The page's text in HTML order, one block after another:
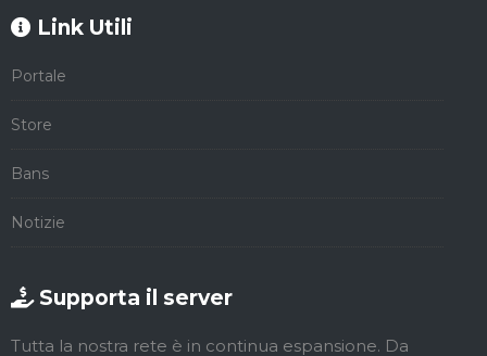
Link Utili
Portale
Store
Bans
Notizie
Supporta il server
Tutta la nostra rete è in continua espansione. Da